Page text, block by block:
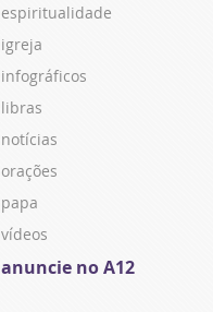
espiritualidade
igreja
infográficos
libras
notícias
orações
papa
vídeos
anuncie no A12